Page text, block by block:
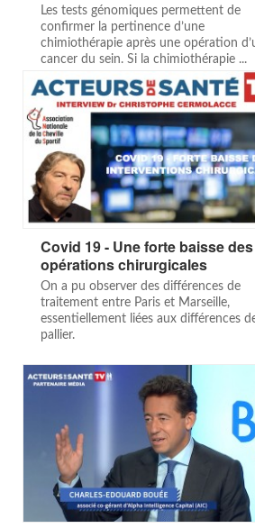
Les tests génomiques permettent de
confirmer la pertinence d’une
chimiothérapie après une opération
cancer du sein. Si la chimiothérapie ...
Covid 19 - Une forte baisse des
opérations chirurgicales
On a pu observer des différences de
traitement entre Paris et Marseille,
essentiellement liées aux différences
pallier.